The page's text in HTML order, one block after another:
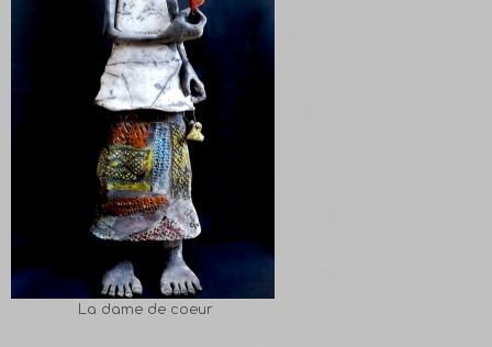
La dame de coeur